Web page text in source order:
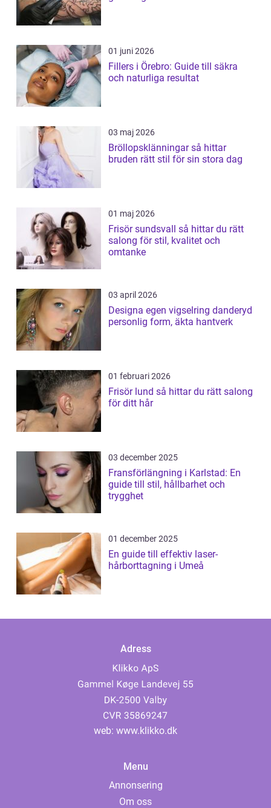
01 juni 2026
Fillers i Örebro: Guide till säkra
och naturliga resultat
03 maj 2026
Bröllopsklänningar så hittar
bruden rätt stil för sin stora dag
01 maj 2026
Frisör sundsvall så hittar du rätt
salong för stil, kvalitet och
omtanke
03 april 2026
Designa egen vigselring danderyd
personlig form, äkta hantverk
01 februari 2026
Frisör lund så hittar du rätt salong
för ditt hår
03 december 2025
Fransförlängning i Karlstad: En
guide till stil, hållbarhet och
trygghet
01 december 2025
En guide till effektiv laser-
hårborttagning i Umeå
Adress
web: www.klikko.dk
Menu
Annonsering
Om oss